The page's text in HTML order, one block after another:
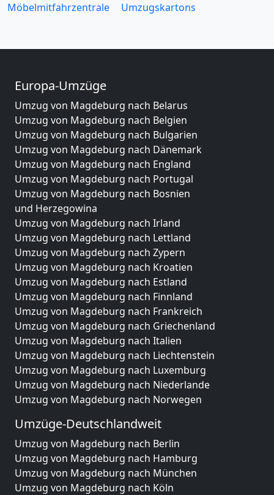
Möbelmitfahrzentrale
Umzugskartons
Europa-Umzüge
Umzug von Magdeburg nach Belarus
Umzug von Magdeburg nach Belgien
Umzug von Magdeburg nach Bulgarien
Umzug von Magdeburg nach Dänemark
Umzug von Magdeburg nach England
Umzug von Magdeburg nach Portugal
Umzug von Magdeburg nach Bosnien
und Herzegowina
Umzug von Magdeburg nach Irland
Umzug von Magdeburg nach Lettland
Umzug von Magdeburg nach Zypern
Umzug von Magdeburg nach Kroatien
Umzug von Magdeburg nach Estland
Umzug von Magdeburg nach Finnland
Umzug von Magdeburg nach Frankreich
Umzug von Magdeburg nach Griechenland
Umzug von Magdeburg nach Italien
Umzug von Magdeburg nach Liechtenstein
Umzug von Magdeburg nach Luxemburg
Umzug von Magdeburg nach Niederlande
Umzug von Magdeburg nach Norwegen
Umzüge-Deutschlandweit
Umzug von Magdeburg nach Berlin
Umzug von Magdeburg nach Hamburg
Umzug von Magdeburg nach München
Umzug von Magdeburg nach Köln